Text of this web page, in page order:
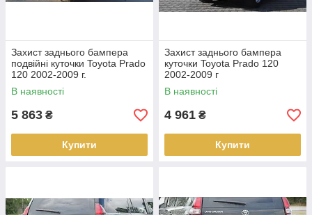
Захист заднього бампера
подвійні куточки Toyota Prado
120 2002-2009 г.
В наявності
5 863 ₴
Купити
Захист заднього бампера
куточки Toyota Prado 120
2002-2009 г
В наявності
4 961 ₴
Купити